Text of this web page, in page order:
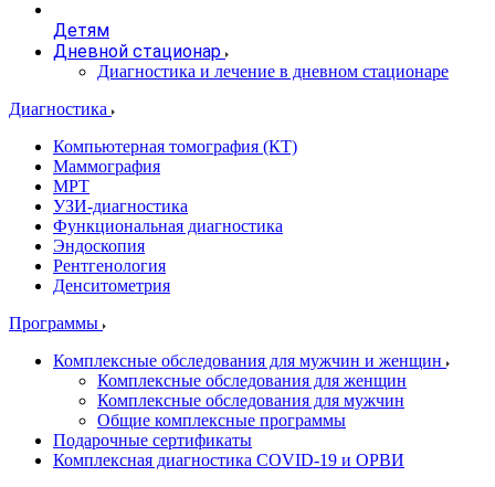
Детям
Дневной стационар
Диагностика и лечение в дневном стационаре
Диагностика
Компьютерная томография (КТ)
Маммография
МРТ
УЗИ-диагностика
Функциональная диагностика
Эндоскопия
Рентгенология
Денситометрия
Программы
Комплексные обследования для мужчин и женщин
Комплексные обследования для женщин
Комплексные обследования для мужчин
Общие комплексные программы
Подарочные сертификаты
Комплексная диагностика COVID-19 и ОРВИ